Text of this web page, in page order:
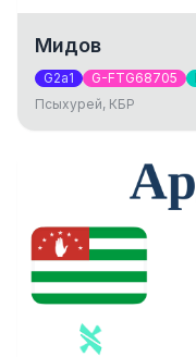
Мидов
G2a1 G-FTG68705
Псыхурей, КБР